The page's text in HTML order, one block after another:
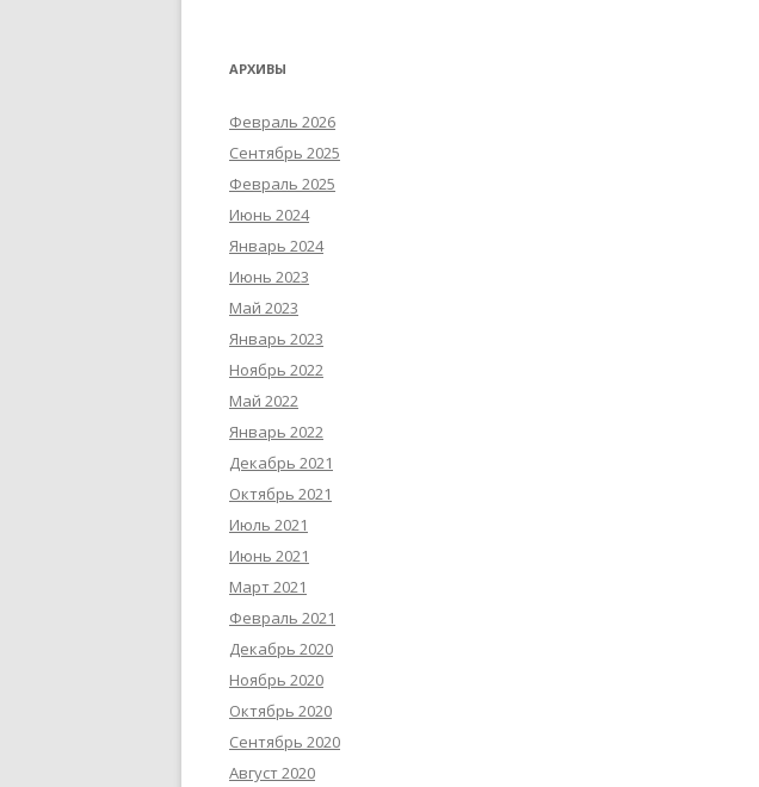
АРХИВЫ
Февраль 2026
Сентябрь 2025
Февраль 2025
Июнь 2024
Январь 2024
Июнь 2023
Май 2023
Январь 2023
Ноябрь 2022
Май 2022
Январь 2022
Декабрь 2021
Октябрь 2021
Июль 2021
Июнь 2021
Март 2021
Февраль 2021
Декабрь 2020
Ноябрь 2020
Октябрь 2020
Сентябрь 2020
Август 2020